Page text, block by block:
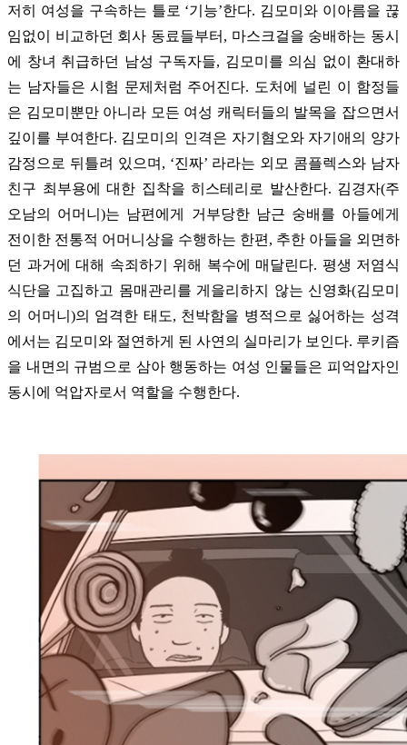
저히 여성을 구속하는 틀로 ‘기능’한다. 김모미와 이아름을 끊
임없이 비교하던 회사 동료들부터, 마스크걸을 숭배하는 동시
에 창녀 취급하던 남성 구독자들, 김모미를 의심 없이 환대하
는 남자들은 시험 문제처럼 주어진다. 도처에 널린 이 함정들
은 김모미뿐만 아니라 모든 여성 캐릭터들의 발목을 잡으면서
깊이를 부여한다. 김모미의 인격은 자기혐오와 자기애의 양가
감정으로 뒤틀려 있으며, ‘진짜’ 라라는 외모 콤플렉스와 남자
친구 최부용에 대한 집착을 히스테리로 발산한다. 김경자(주
오남의 어머니)는 남편에게 거부당한 남근 숭배를 아들에게
전이한 전통적 어머니상을 수행하는 한편, 추한 아들을 외면하
던 과거에 대해 속죄하기 위해 복수에 매달린다. 평생 저염식
식단을 고집하고 몸매관리를 게을리하지 않는 신영화(김모미
의 어머니)의 엄격한 태도, 천박함을 병적으로 싫어하는 성격
에서는 김모미와 절연하게 된 사연의 실마리가 보인다. 루키즘
을 내면의 규범으로 삼아 행동하는 여성 인물들은 피억압자인
동시에 억압자로서 역할을 수행한다.